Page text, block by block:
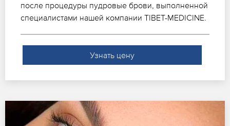
после процедуры пудровые брови, выполненной
специалистами нашей компании TIBET-MEDICINE.
Узнать цену